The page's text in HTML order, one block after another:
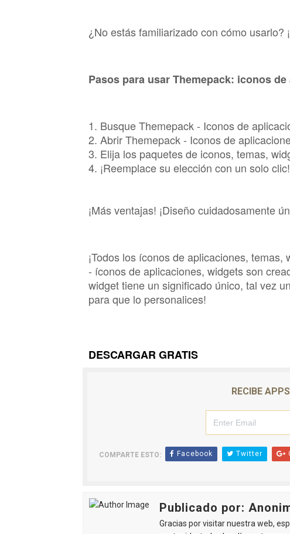
¿No estás familiarizado con cómo usarlo?
Pasos para usar Themepack: iconos
1. Busque Themepack - Iconos de
2. Abrir Themepack - Iconos de
3. Elija los paquetes de iconos, temas,
4. ¡Reemplace su elección con un solo clic!
¡Más ventajas! ¡Diseño cuidadosamente
¡Todos los íconos de aplicaciones,
- íconos de aplicaciones, widgets son
widget tiene un significado único, tal vez
para que lo personalices!
DESCARGAR GRATIS
RECIBE
COMPARTE ESTO: Facebook Twitter
Publicado por:
Gracias por visitar nuestra web,